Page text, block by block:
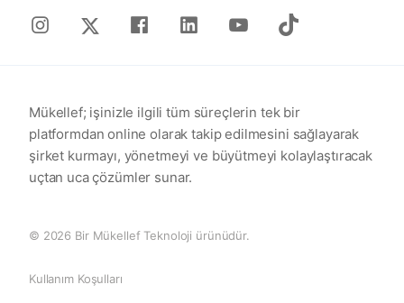
Instagram
X FacebookLinkedinYoutubeTiktok
Mükellef; işinizle ilgili tüm süreçlerin tek bir
platformdan online olarak takip edilmesini sağlayarak
şirket kurmayı, yönetmeyi ve büyütmeyi kolaylaştıracak
uçtan uca çözümler sunar.
© 2026 Bir Mükellef Teknoloji ürünüdür.
Kullanım Koşulları